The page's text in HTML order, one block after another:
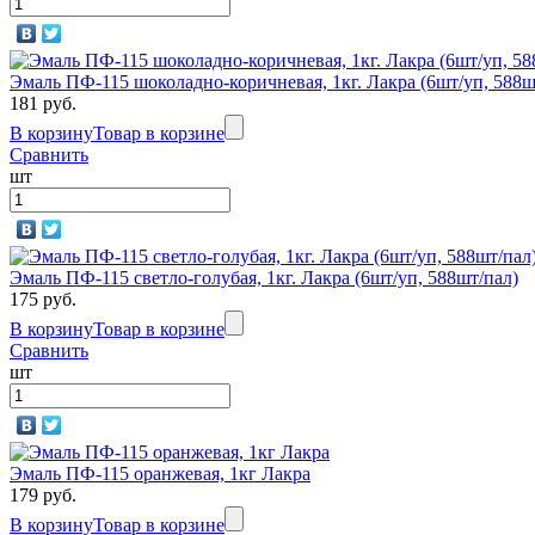
Эмаль ПФ-115 шоколадно-коричневая, 1кг. Лакра (6шт/уп,
181 руб.
В корзинуТовар в корзине
Сравнить
шт
Эмаль ПФ-115 светло-голубая, 1кг. Лакра (6шт/уп, 588шт/пал)
175 руб.
В корзинуТовар в корзине
Сравнить
шт
Эмаль ПФ-115 оранжевая, 1кг Лакра
179 руб.
В корзинуТовар в корзине